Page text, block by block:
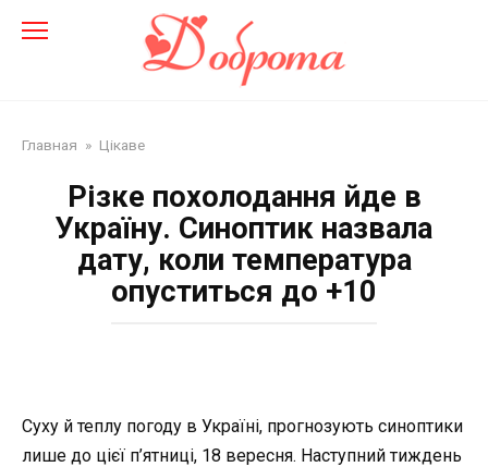
Главная » Цікаве
Різке похолодання йде в
Україну. Синоптик назвала
дату, коли температура
опуститься до +10
Суху й теплу погоду в Україні, прогнозують синоптики
лише до цієї п’ятниці, 18 вересня. Наступний тиждень